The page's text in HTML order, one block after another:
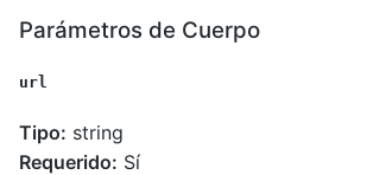
Parámetros de Cuerpo
url
Tipo: string
Requerido: Sí